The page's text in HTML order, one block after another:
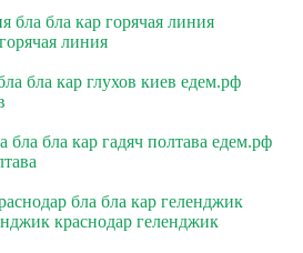
бла бла кар горячая линия
линия
бла кар глухов киев едем.рф
бла бла кар гадяч полтава едем.рф
бла бла кар геленджик
краснодар геленджик